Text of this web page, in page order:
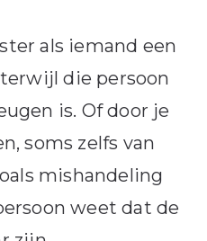
als iemand een
die persoon
is. Of door je
soms zelfs van
mishandeling
weet dat de